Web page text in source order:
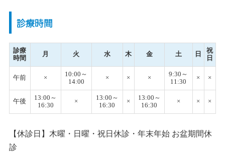
診療時間
診療
時間
月 火 水 木 金 土 日
祝
日
午前 ×
10:00～
14:00
× × ×
9:30～
11:30
× ×
午後
13:00～
16:30
×
13:00～
16:30
×
13:00～
16:30
× × ×
【休診日】木曜・日曜・祝日休診・年末年始 お盆期間休
診